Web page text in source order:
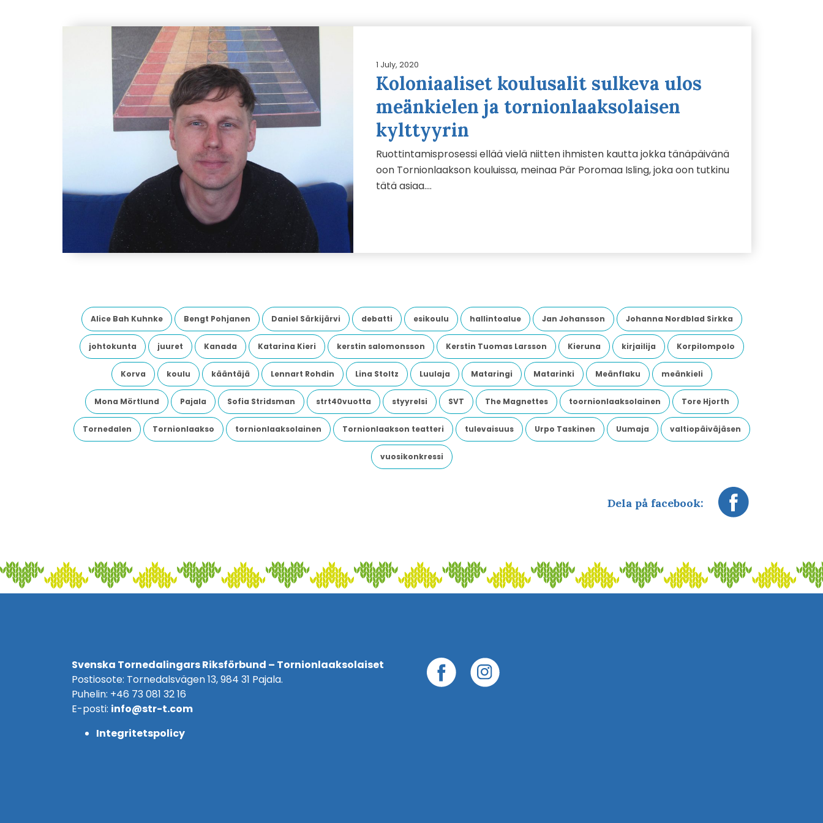
1 July, 2020
Koloniaaliset koulusalit sulkeva ulos
meänkielen ja tornionlaaksolaisen
kylttyyrin
Ruottintamisprosessi ellää vielä niitten ihmisten kautta jokka tänäpäivänä
oon Tornionlaakson kouluissa, meinaa Pär Poromaa Isling, joka oon tutkinu
tätä asiaa….
Alice Bah Kuhnke Bengt Pohjanen Daniel Särkijärvi debatti esikoulu hallintoalue Jan Johansson Johanna Nordblad Sirkka
johtokunta juuret Kanada Katarina Kieri kerstin salomonsson Kerstin Tuomas Larsson Kieruna kirjailija Korpilompolo
Korva koulu kääntäjä Lennart Rohdin Lina Stoltz Luulaja Mataringi Matarinki Meänflaku meänkieli
Mona Mörtlund Pajala Sofia Stridsman strt40vuotta styyrelsi SVT The Magnettes toornionlaaksolainen Tore Hjorth
Tornedalen Tornionlaakso tornionlaaksolainen Tornionlaakson teatteri tulevaisuus Urpo Taskinen Uumaja valtiopäiväjäsen
vuosikonkressi
Dela på facebook:
Svenska Tornedalingars Riksförbund – Tornionlaaksolaiset
Postiosote: Tornedalsvägen 13, 984 31 Pajala.
Puhelin: +46 73 081 32 16
E-posti: info@str-t.com
Integritetspolicy